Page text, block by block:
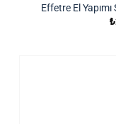
Effetre El
₺